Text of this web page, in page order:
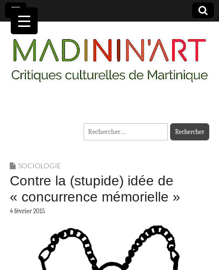
MADININ'ART
Rechercher :
SOCIOLOGIE
Contre la (stupide) idée de
« concurrence mémorielle »
4 février 2015